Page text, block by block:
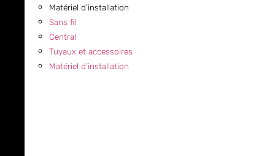
Matériel d’installation
Sans fil
Central
Tuyaux et accessoires
Matériel d’installation